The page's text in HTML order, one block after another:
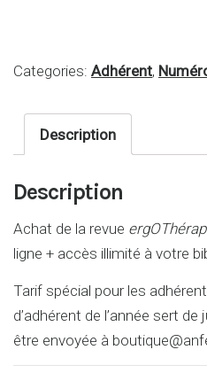
Categories: Adhérent,
Description
Description
Achat de la revue
ligne + accès illimité à votre
Tarif spécial pour les
d’adhérent de l’année sert
être envoyée à